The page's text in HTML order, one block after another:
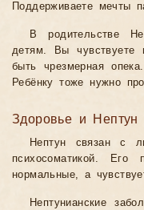
Поддерживаете мечты
В родительстве
детям. Вы чувствуете
быть чрезмерная
Ребёнку тоже нужно
Здоровье и Нептун
Нептун связан с
психосоматикой. Его
нормальные, а
Нептунианские